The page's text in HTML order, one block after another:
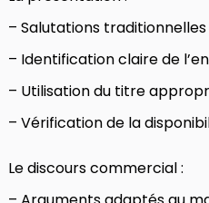
– Salutations
– Identification claire de
– Utilisation du titre
– Vérification de la
Le discours commercial :